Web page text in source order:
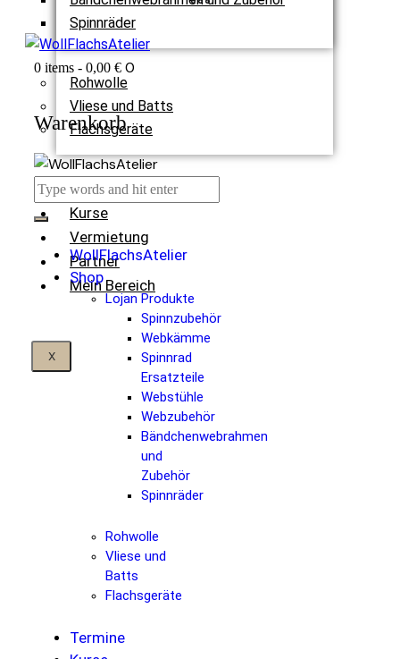
Spinnräder
Rohwolle
Vliese und Batts
Flachsgeräte
Termine
Kurse
Vermietung
Partner
Mein Bereich
X
0 items - 0,00 € 0
Warenkorb
WollFlachsAtelier
Shop
Lojan Produkte
Spinnzubehör
Webkämme
Spinnrad
Ersatzteile
Webstühle
Webzubehör
Bändchenwebrahmen
und
Zubehör
Spinnräder
Rohwolle
Vliese und
Batts
Flachsgeräte
Termine